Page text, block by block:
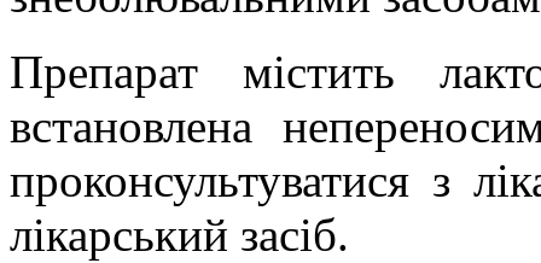
Препарат містить
встановлена
проконсультуватися з
лікарський засіб.